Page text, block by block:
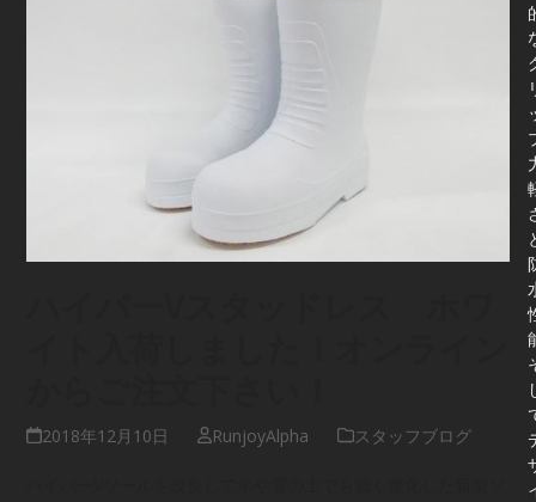
2018年12月10日 RunjoyAlpha スタッフブログ